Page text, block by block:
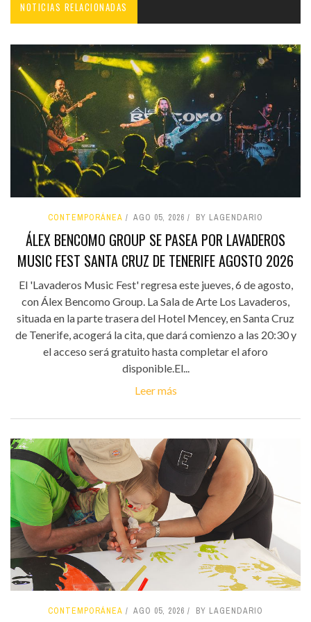
NOTICIAS RELACIONADAS
CONTEMPORÁNEA AGO 05, 2026 BY LAGENDARIO
ÁLEX BENCOMO GROUP SE PASEA POR LAVADEROS
MUSIC FEST SANTA CRUZ DE TENERIFE AGOSTO 2026
El 'Lavaderos Music Fest' regresa este jueves, 6 de agosto,
con Álex Bencomo Group. La Sala de Arte Los Lavaderos,
situada en la parte trasera del Hotel Mencey, en Santa Cruz
de Tenerife, acogerá la cita, que dará comienzo a las 20:30 y
el acceso será gratuito hasta completar el aforo
disponible.El...
Leer más
CONTEMPORÁNEA AGO 05, 2026 BY LAGENDARIO